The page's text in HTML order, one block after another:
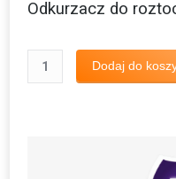
Odkurzacz do
ilość
Odkurzacz
Dodaj do